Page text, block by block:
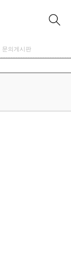
문의게시판